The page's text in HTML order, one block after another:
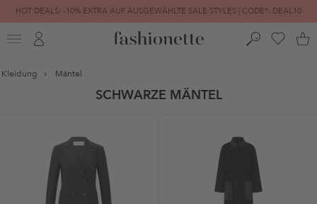
HOT DEALS: -10% EXTRA AUF AUSGEWÄHLTE SALE STYLES | CODE*: DEAL10
FINAL SALE | BIS ZU -80% REDUZIERT
Kleidung Mäntel
SCHWARZE MÄNTEL